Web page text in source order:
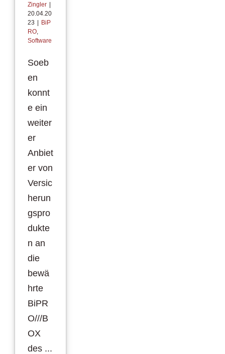
Zingler |
20.04.20
23 | BiP
RO
Software
Soeb
en
konnt
e ein
weiter
er
Anbiet
er von
Versic
herun
gspro
dukte
n an
die
bewä
hrte
BiPR
O///B
OX
des ...